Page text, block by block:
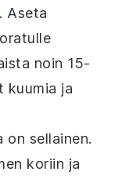
Aseta
noin 15-
kuumia ja
on sellainen.
koriin ja